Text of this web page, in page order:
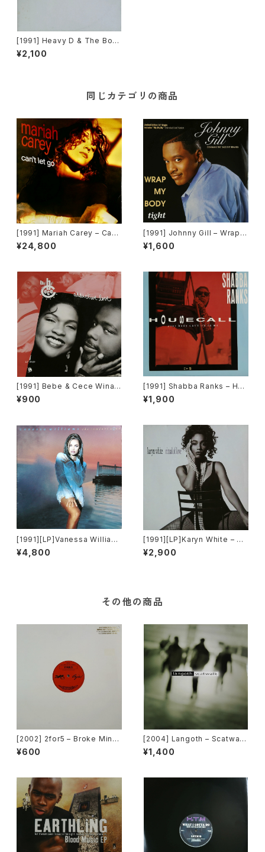
[1991] Heavy D & The Boyz
– Is It Good For You [Upto
wn Records][PROMO]
¥2,100
同じカテゴリの商品
[1991] Mariah Carey – Can't
Let Go [Columbia]
¥24,800
[1991] Johnny Gill – Wrap
My Body Tight [Motown]
[限定盤]
¥1,600
[1991] Bebe & Cece Winan
s – Addictive Love [Capito
l Records]
¥900
[1991] Shabba Ranks – Hou
secall [Epic]
¥1,900
[1991][LP]Vanessa William
s – The Comfort Zone [Win
g Records / Mercury]
¥4,800
[1991][LP]Karyn White – Rit
ual Of Love [Warner Bros.
Records]
¥2,900
その他の商品
[2002] 2for5 – Broke Mind
s Think Alike [Cajo!]
¥600
[2004] Langoth – Scatwalk
[Sunshine Enterprises]
¥1,400